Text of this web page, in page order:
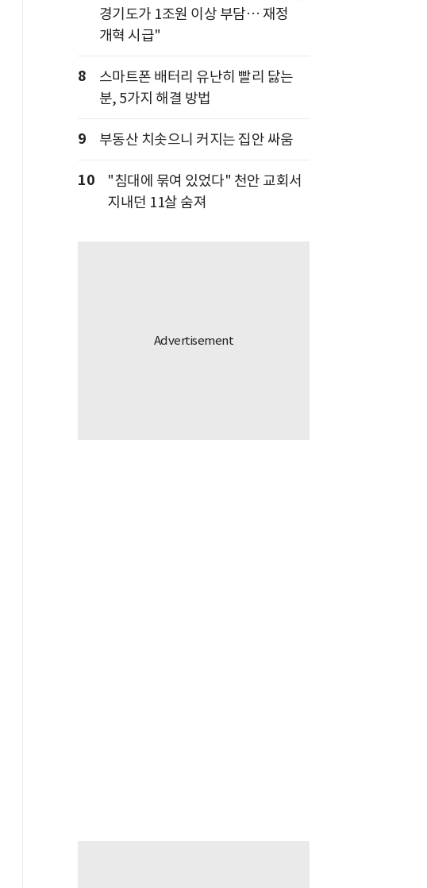
경기도가 1조원 이상 부담… 재정
개혁 시급"
8
스마트폰 배터리 유난히 빨리 닳는
분, 5가지 해결 방법
9 부동산 치솟으니 커지는 집안 싸움
10
"침대에 묶여 있었다" 천안 교회서
지내던 11살 숨져